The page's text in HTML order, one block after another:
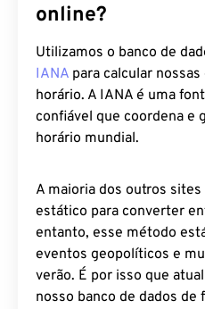
online?
Utilizamos o banco de
IANA para calcular
horário. A IANA é uma
confiável que coordena e
horário mundial.
A maioria dos outros
estático para converter
entanto, esse método
eventos geopolíticos e
verão. É por isso que
nosso banco de dados de